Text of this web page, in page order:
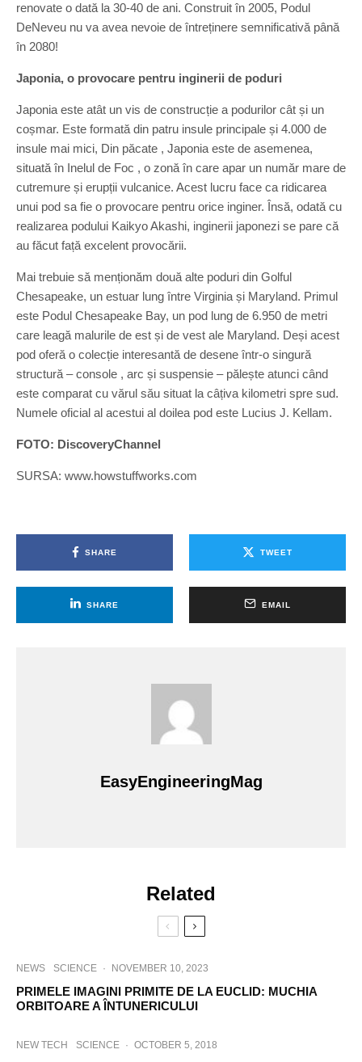
renovate o dată la 30-40 de ani. Construit în 2005, Podul
DeNeveu nu va avea nevoie de întreținere semnificativă până
în 2080!
Japonia, o provocare pentru inginerii de poduri
Japonia este atât un vis de construcție a podurilor cât și un
coșmar. Este formată din patru insule principale și 4.000 de
insule mai mici, Din păcate , Japonia este de asemenea,
situată în Inelul de Foc , o zonă în care apar un număr mare de
cutremure și erupții vulcanice. Acest lucru face ca ridicarea
unui pod sa fie o provocare pentru orice inginer. Însă, odată cu
realizarea podului Kaikyo Akashi, inginerii japonezi se pare că
au făcut față excelent provocării.
Mai trebuie să menționăm două alte poduri din Golful
Chesapeake, un estuar lung între Virginia și Maryland. Primul
este Podul Chesapeake Bay, un pod lung de 6.950 de metri
care leagă malurile de est și de vest ale Maryland. Deși acest
pod oferă o colecție interesantă de desene într-o singură
structură – console , arc și suspensie – pălește atunci când
este comparat cu vărul său situat la câțiva kilometri spre sud.
Numele oficial al acestui al doilea pod este Lucius J. Kellam.
FOTO: DiscoveryChannel
SURSA: www.howstuffworks.com
SHARE TWEET
SHARE EMAIL
EasyEngineeringMag
Related
NEWS SCIENCE · NOVEMBER 10, 2023
PRIMELE IMAGINI PRIMITE DE LA EUCLID: MUCHIA
ORBITOARE A ÎNTUNERICULUI
NEW TECH SCIENCE · OCTOBER 5, 2018